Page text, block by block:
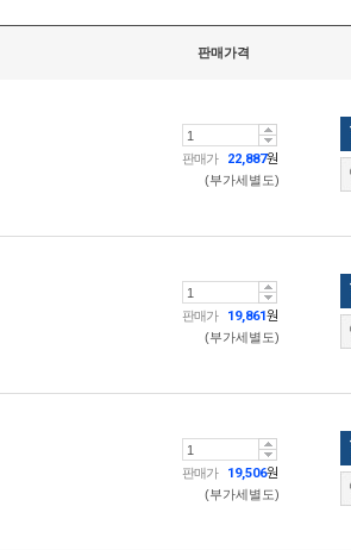
판매가격
판매가 22,887원
(부가세별도)
판매가 19,861원
(부가세별도)
판매가 19,506원
(부가세별도)